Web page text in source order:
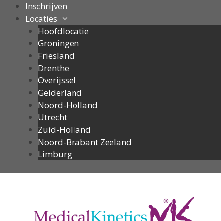
naar
Inschrijven
Locaties
Hoofdlocatie
Groningen
Friesland
Drenthe
Overijssel
Gelderland
Noord-Holland
Utrecht
Zuid-Holland
Noord-Brabant Zeeland
Limburg